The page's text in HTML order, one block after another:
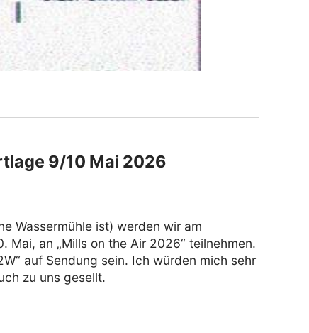
9/10 Mai 2026
Wassermühle ist) werden wir am
Mai, an „Mills on the Air 2026“ teilnehmen.
auf Sendung sein. Ich würden mich sehr
zu uns gesellt.